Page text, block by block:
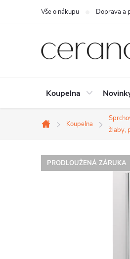
Vše o nákupu Doprava a
Koupelna
Domů
Koupelna
žlaby,
PRODLOUŽENÁ ZÁRUKA